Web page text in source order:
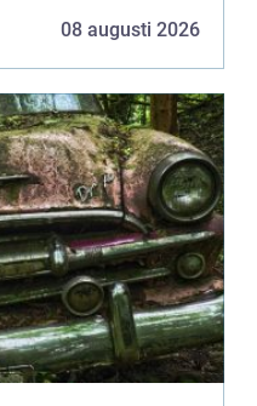
08 augusti 2026